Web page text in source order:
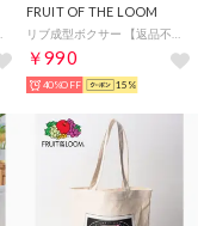
FRUIT OF THE LOOM
￥990
40%OFF 15%